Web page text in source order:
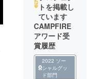
トを掲載し
ています
CAMPFIRE
アワード受
賞履歴
2022 ソー
シャルグッ
ド部門